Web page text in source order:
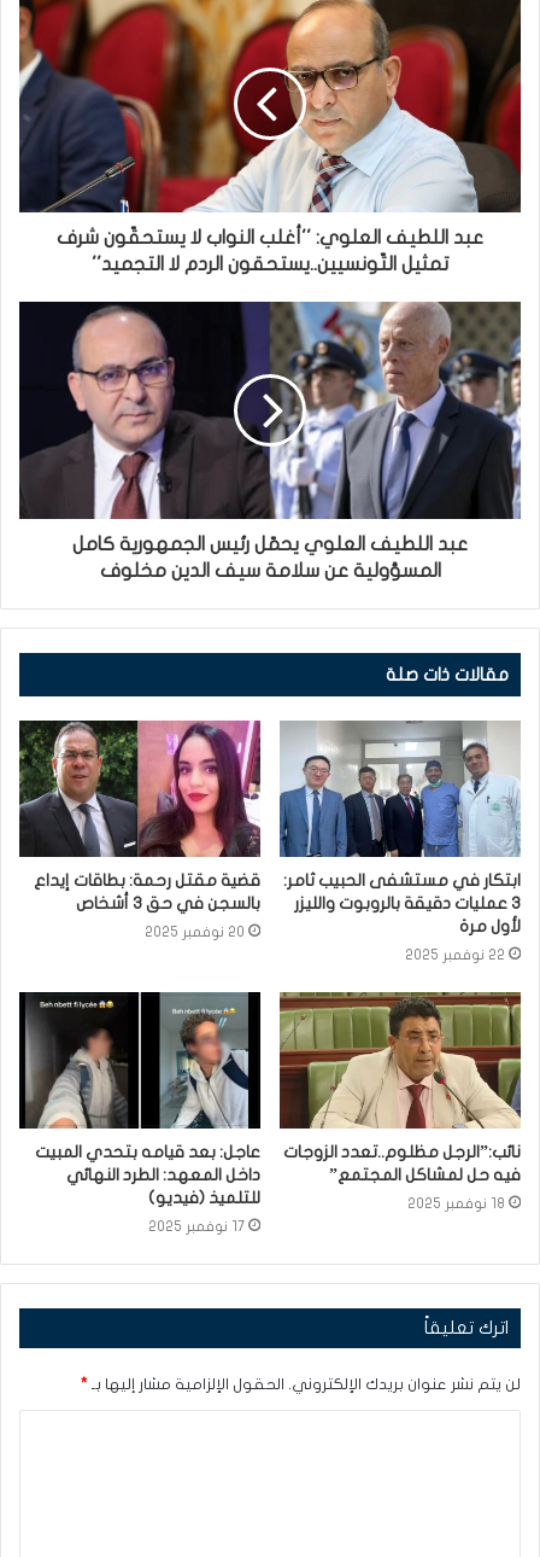
عبد اللطيف العلوي: ''أغلب النواب لا يستحقّون شرف
تمثيل التّونسيين..يستحقون الردم لا التجميد''
عبد اللطيف العلوي يحمّل رئيس الجمهورية كامل
المسؤولية عن سلامة سيف الدين مخلوف
مقالات ذات صلة
ابتكار في مستشفى الحبيب ثامر:
3 عمليات دقيقة بالروبوت والليزر
لأول مرة
22 نوفمبر 2025
قضية مقتل رحمة: بطاقات إيداع
بالسجن في حق 3 أشخاص
20 نوفمبر 2025
نائب:”الرجل مظلوم..تعدد الزوجات
فيه حل لمشاكل المجتمع”
18 نوفمبر 2025
عاجل: بعد قيامه بتحدي المبيت
داخل المعهد: الطرد النهائي
للتلميذ (فيديو)
17 نوفمبر 2025
اترك تعليقاً
لن يتم نشر عنوان بريدك الإلكتروني. الحقول الإلزامية مشار إليها بـ *